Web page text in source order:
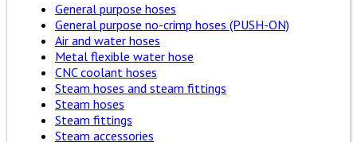
General purpose hoses
General purpose no-crimp hoses (PUSH-ON)
Air and water hoses
Metal flexible water hose
CNC coolant hoses
Steam hoses and steam fittings
Steam hoses
Steam fittings
Steam accessories